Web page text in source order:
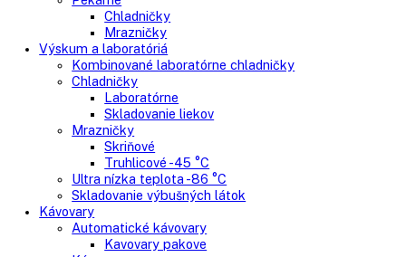
Truhlicové mrazničky
Chladnie nápojov
Skriňové
Truhlicové
Vinotéky
Pekárne
Chladničky
Mrazničky
Výskum a laboratóriá
Kombinované laboratórne chladničky
Chladničky
Laboratórne